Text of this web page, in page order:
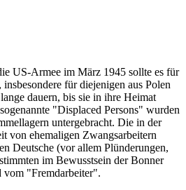
US-Armee im März 1945 sollte es für
für diejenigen aus Polen
dauern, bis sie in ihre Heimat
"Displaced Persons" wurden
untergebracht. Die in der
von ehemaligen Zwangsarbeitern
Deutsche (vor allem Plünderungen,
im Bewusstsein der Bonner
vom "Fremdarbeiter".